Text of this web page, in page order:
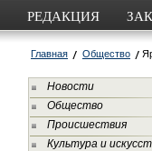
РЕДАКЦИЯ
Главная Общество
Новости
Общество
Происшествия
Культура и